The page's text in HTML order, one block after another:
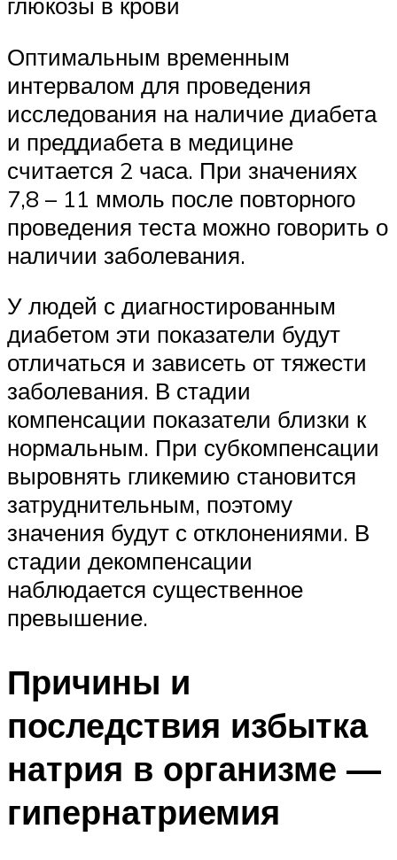
Оптимальным временным
интервалом для проведения
исследования на наличие диабета
и преддиабета в медицине
считается 2 часа. При значениях
7,8 – 11 ммоль после повторного
проведения теста можно говорить о
наличии заболевания.
У людей с диагностированным
диабетом эти показатели будут
отличаться и зависеть от тяжести
заболевания. В стадии
компенсации показатели близки к
нормальным. При субкомпенсации
выровнять гликемию становится
затруднительным, поэтому
значения будут с отклонениями. В
стадии декомпенсации
наблюдается существенное
превышение.
Причины и
последствия избытка
натрия в организме —
гипернатриемия